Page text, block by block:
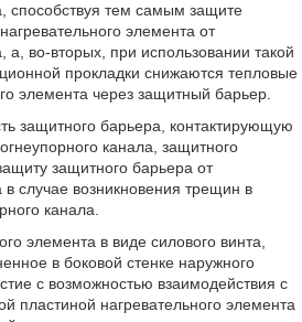
способствуя тем самым защите
элемента от
а, во-вторых, при использовании такой
прокладки снижаются тепловые
элемента через защитный барьер.
защитного барьера, контактирующую
канала, защитного
защитного барьера от
случае возникновения трещин в
канала.
элемента в виде силового винта,
в боковой стенке наружного
с возможностью взаимодействия с
пластиной нагревательного элемента